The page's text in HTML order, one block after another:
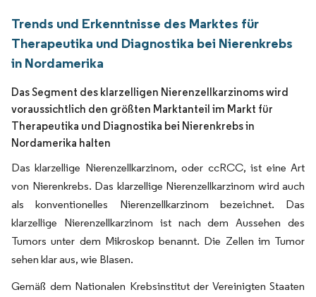
Trends und Erkenntnisse des Marktes für
Therapeutika und Diagnostika bei Nierenkrebs
in Nordamerika
Das Segment des klarzelligen Nierenzellkarzinoms wird
voraussichtlich den größten Marktanteil im Markt für
Therapeutika und Diagnostika bei Nierenkrebs in
Nordamerika halten
Das klarzellige Nierenzellkarzinom, oder ccRCC, ist eine Art
von Nierenkrebs. Das klarzellige Nierenzellkarzinom wird auch
als konventionelles Nierenzellkarzinom bezeichnet. Das
klarzellige Nierenzellkarzinom ist nach dem Aussehen des
Tumors unter dem Mikroskop benannt. Die Zellen im Tumor
sehen klar aus, wie Blasen.
Gemäß dem Nationalen Krebsinstitut der Vereinigten Staaten